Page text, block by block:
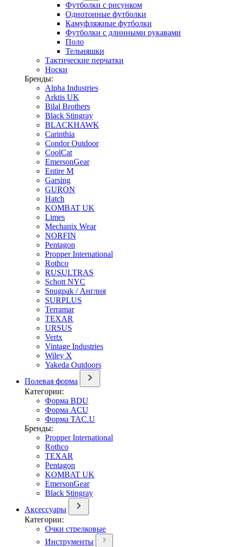
Футболки с рисунком
Однотонные футболки
Камуфляжные футболки
Футболки с длинными рукавами
Поло
Тельняшки
Тактические перчатки
Носки
Бренды:
Alpha Industries
Arktis UK
Bilal Brothers
Black Stingray
BLACKHAWK
Carinthia
Condor Outdoor
CoolCat
EmersonGear
Entire M
Garsing
GURON
Hatch
KOMBAT UK
Limes
Mechanix Wear
NORFIN
Pentagon
Propper International
Rothco
RUSULTRAS
Schott NYC
Snugpak / Англия
SURPLUS
Terramar
TEXAR
URSUS
Vertx
Vintage Industries
Wiley X
Yakeda Outdoors
Полевая форма
Категории:
Форма BDU
Форма ACU
Форма TAC.U
Бренды:
Propper International
Rothco
TEXAR
Pentagon
KOMBAT UK
EmersonGear
Black Stingray
Аксессуары
Категории:
Очки стрелковые
Инструменты